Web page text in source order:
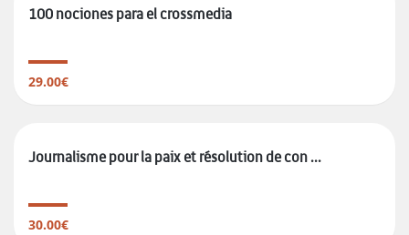
100 nociones para el crossmedia
29.00€
Journalisme pour la paix et résolution de con ...
30.00€